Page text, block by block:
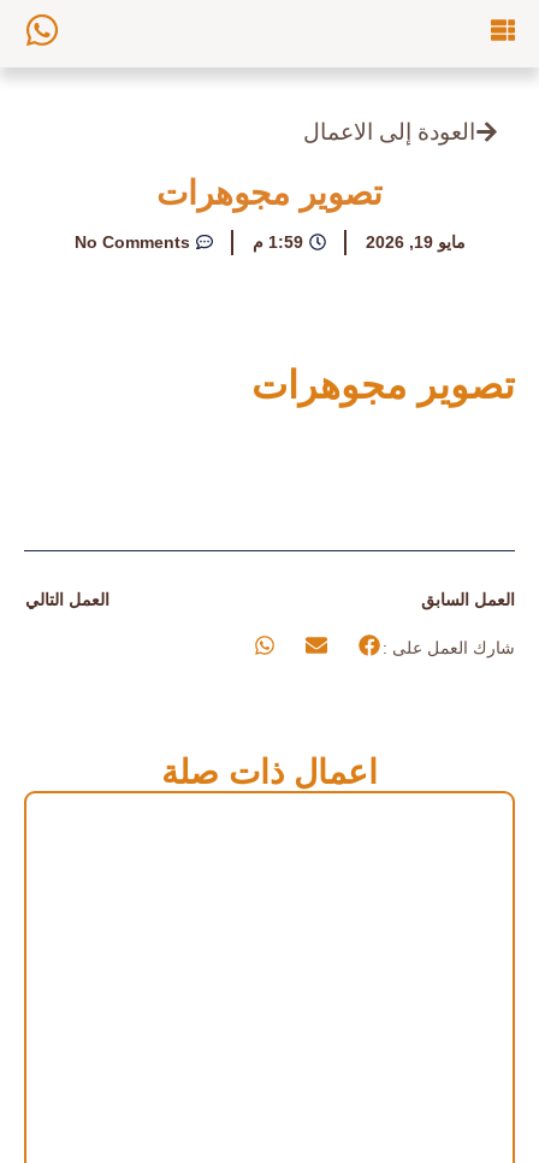
العودة إلى الاعمال
تصوير مجوهرات
مايو 19, 2026 1:59 م No Comments
تصوير مجوهرات
العمل السابق العمل التالي
شارك العمل على :
اعمال ذات صلة